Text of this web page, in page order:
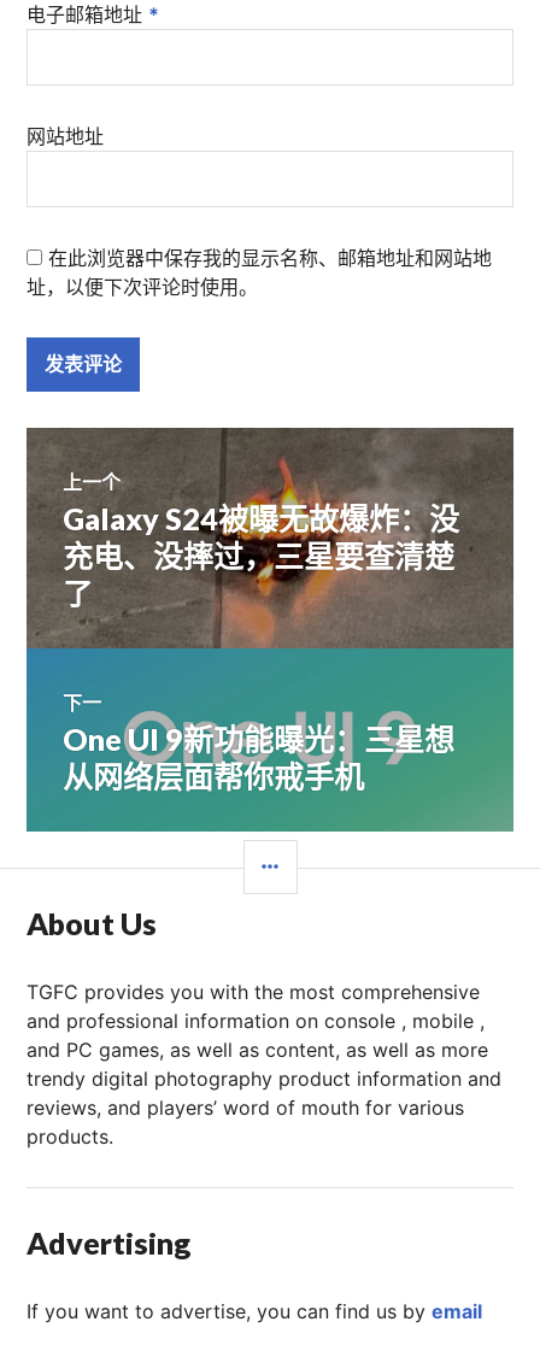
电子邮箱地址 *
网站地址
在此浏览器中保存我的显示名称、邮箱地址和网站地
址，以便下次评论时使用。
文
章
导
航
上一个
上
篇
文
章：
Galaxy S24被曝无故爆炸：没
充电、没摔过，三星要查清楚
了
下一
下
篇
文
One UI 9新功能曝光：三星想
从网络层面帮你戒手机
栏
About Us
TGFC provides you with the most comprehensive
and professional information on console , mobile ,
and PC games, as well as content, as well as more
trendy digital photography product information and
reviews, and players’ word of mouth for various
products.
Advertising
If you want to advertise, you can find us byemail